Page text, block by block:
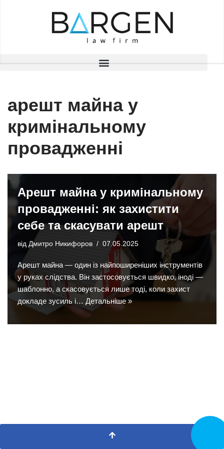
арешт майна у
кримінальному
провадженні
Арешт майна у кримінальному
провадженні: як захистити
себе та скасувати арешт
від Дмитро Никифоров 07.05.2025
Арешт майна — один із найпоширеніших інструментів
у руках слідства. Він застосовується швидко, іноді —
шаблонно, а скасовується лише тоді, коли захист
докладе зусиль і… Детальніше »